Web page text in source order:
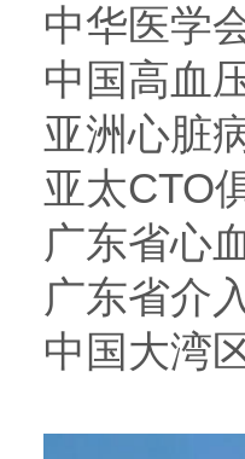
中华医学
中国高血
亚洲心脏
亚太CTO
广东省心
广东省介
中国大湾